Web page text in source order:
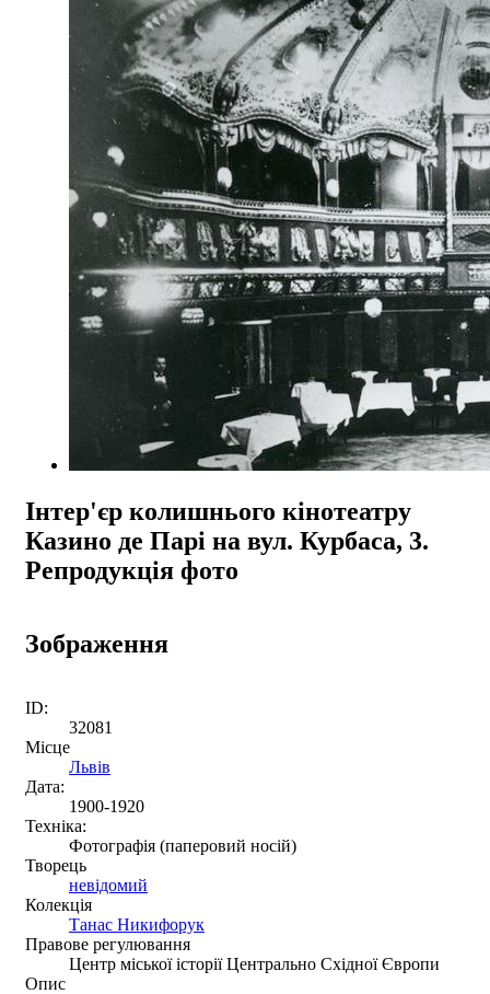
Інтер'єр колишнього кінотеатру
Казино де Парі на вул. Курбаса, 3.
Репродукція фото
Зображення
ID:
32081
Місце
Львів
Дата:
1900-1920
Техніка:
Фотографія (паперовий носій)
Творець
невідомий
Колекція
Танас Никифорук
Правове регулювання
Центр міської історії Центрально Східної Європи
Опис